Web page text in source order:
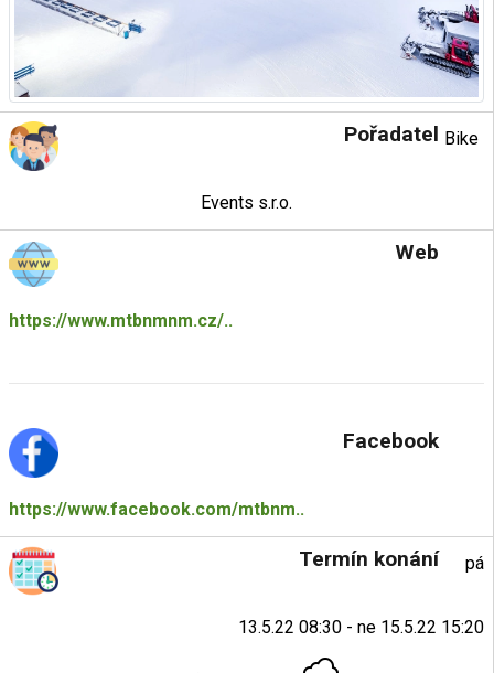
Pořadatel Bike
Events s.r.o.
Web
https://www.mtbnmnm.cz/..
Facebook
https://www.facebook.com/mtbnm..
Termín konání pá
13.5.22 08:30 - ne 15.5.22 15:20